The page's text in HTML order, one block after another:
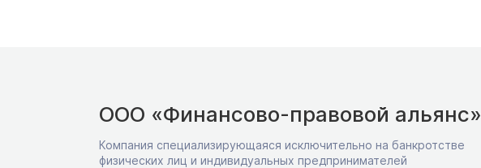
ООО «Финансово-правовой альянс»
Компания специализирующаяся исключительно на банкротстве
физических лиц и индивидуальных предпринимателей